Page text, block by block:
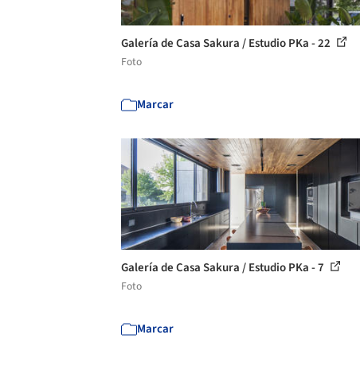
Galería de Casa Sakura / Estudio PKa - 22
Foto
Marcar
Galería de Casa Sakura / Estudio PKa - 7
Foto
Marcar